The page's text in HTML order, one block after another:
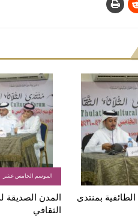
بمنتدى
الموسم الخامس عشر
المدن الصديقة
الثقافي